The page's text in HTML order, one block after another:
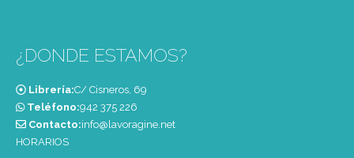
¿DONDE ESTAMOS?
Librería:C/ Cisneros, 69
Teléfono:‭942 375 226‬
Contacto:info@lavoragine.net
HORARIOS